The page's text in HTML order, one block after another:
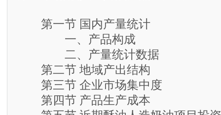
第一节 国内产量统计
一、产品构成
二、产量统计数据
第二节 地域产出结构
第三节 企业市场集中度
第四节 产品生产成本